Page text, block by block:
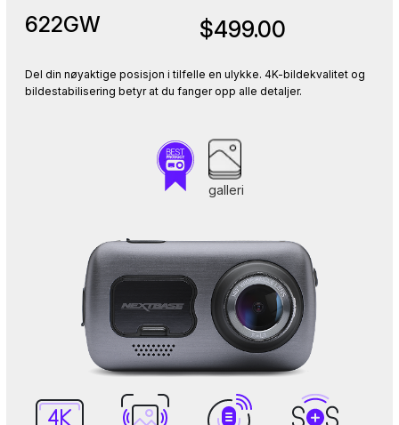
622GW
$499.00
Del din nøyaktige posisjon i tilfelle en ulykke. 4K-bildekvalitet og
bildestabilisering betyr at du fanger opp alle detaljer.
galleri